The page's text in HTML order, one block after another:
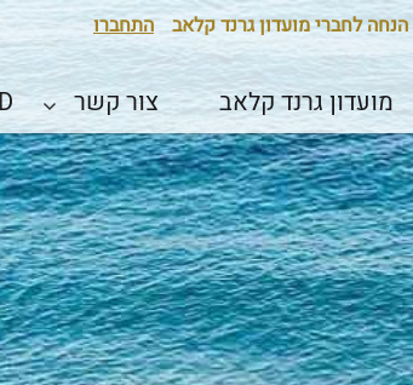
התחברו
מועדון גרנד קלאב צור קשר